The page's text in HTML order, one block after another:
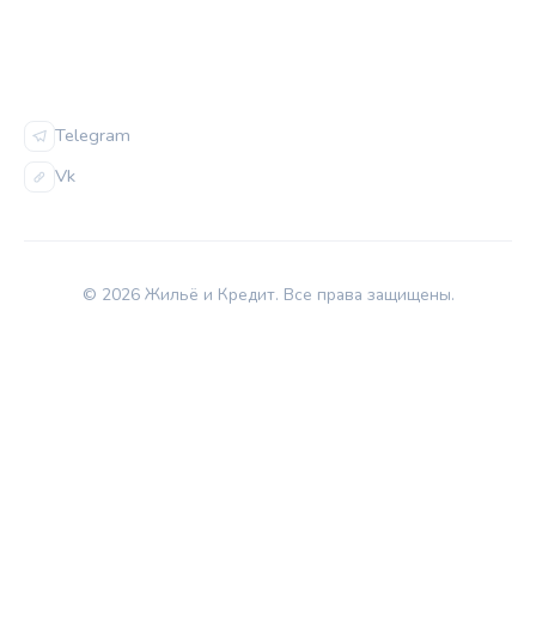
Telegram
Vk
© 2026 Жильё и Кредит. Все права защищены.